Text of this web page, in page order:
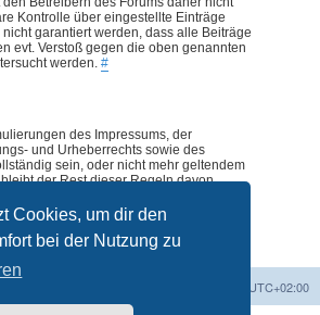
Cookies, um dir den
bei der Nutzung zu
Kontrolle über eingestellte Einträge
garantiert werden, dass alle Beiträge
evt. Verstoß gegen die oben genannten
werden. #
des Impressums, der
und Urheberrechts sowie des
sein, oder nicht mehr geltendem
der Rest dieser Regeln davon
Abklärung mit dem Forenteam
UTC+02:00